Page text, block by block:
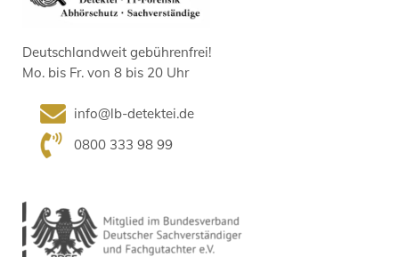
Deutschlandweit gebührenfrei!
Mo. bis Fr. von 8 bis 20 Uhr
info@lb-detektei.de
0800 333 98 99